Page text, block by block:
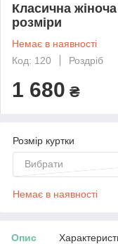
Класична
розміри
Немає в наявності
Код: 120
Роздріб
1 680 ₴
Розмір куртки
Вибрати
Немає в наявності
Опис